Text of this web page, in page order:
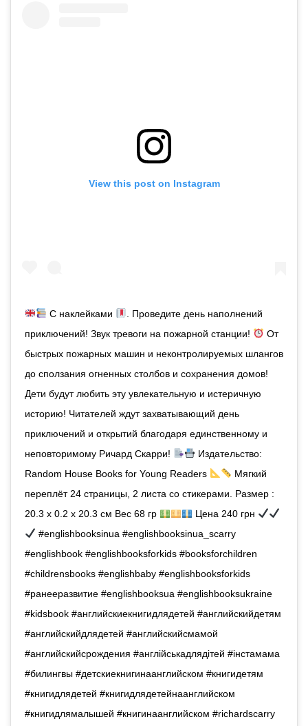
View this post on Instagram
С наклейками
. Проведите день наполнений
приключений! Звук тревоги на пожарной станции!
От
быстрых пожарных машин и неконтролируемых шлангов
до сползания огненных столбов и сохранения домов!
Дети будут любить эту увлекательную и истеричную
историю! Читателей ждут захватывающий день
приключений и открытий благодаря единственному и
неповторимому Ричард Скарри!
Издательство:
Random House Books for Young Readers
Мягкий
переплёт 24 страницы, 2 листа со стикерами. Размер :
20.3 x 0.2 x 20.3 см Вес 68 гр
Цена 240 грн
#englishbooksinua #englishbooksinua_scarry
#englishbook #englishbooksforkids #booksforchildren
#childrensbooks #englishbaby #englishbooksforkids
#ранееразвитие #englishbooksua #englishbooksukraine
#kidsbook #английскиекнигидлядетей #английскийдетям
#английскийдлядетей #английскийсмамой
#английскийсрождения #англійськадлядітей #iнстамама
#билингвы #детскиекнигинаанглийском #книгидетям
#книгидлядетей #книгидлядетейнаанглийском
#книгидлямалышей #книгинаанглийском #richardscarry